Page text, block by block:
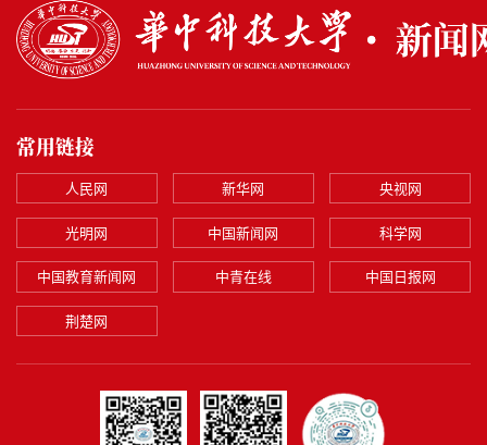
常用链接
人民网 新华网 央视网
光明网 中国新闻网 科学网
中国教育新闻网 中青在线 中国日报网
荆楚网